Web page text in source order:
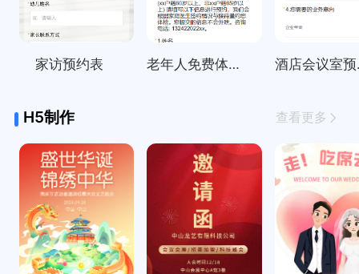
家访预约表 老年人免费体检预约单 酒
H5制作 查看更多